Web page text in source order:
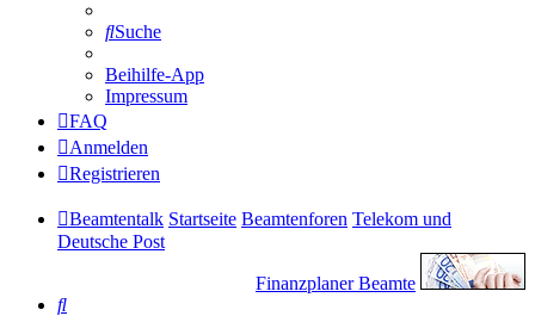
Suche
Beihilfe-App
Impressum
FAQ
Anmelden
Registrieren
Beamtentalk Startseite Beamtenforen Telekom und
Deutsche Post
Finanzplaner Beamte
Suche